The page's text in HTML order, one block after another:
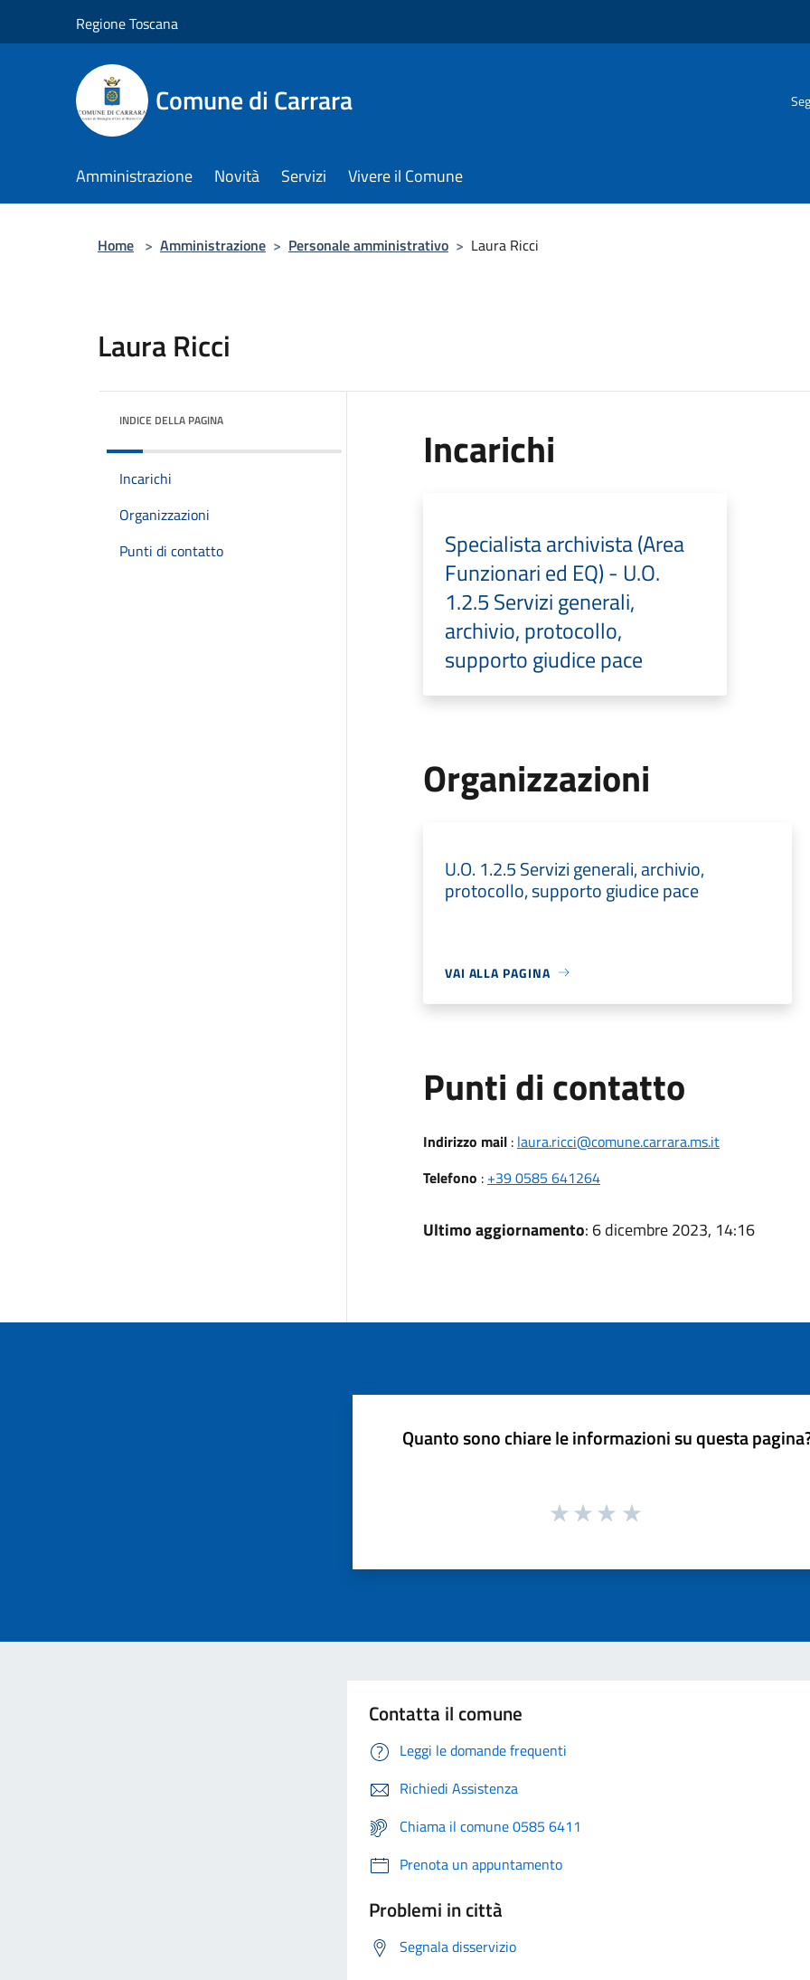
Regione Toscana
Comune di Carrara
Amministrazione Novità Servizi Vivere il Comune
Home > Amministrazione > Personale amministrativo > Laura Ricci
Laura Ricci
INDICE DELLA PAGINA
Incarichi
Organizzazioni
Punti di contatto
Incarichi
Specialista archivista (Area
Funzionari ed EQ) - U.O.
1.2.5 Servizi generali,
archivio, protocollo,
supporto giudice pace
Organizzazioni
U.O. 1.2.5 Servizi generali, archivio,
protocollo, supporto giudice pace
VAI ALLA PAGINA
Punti di contatto
Indirizzo mail: laura.ricci@comune.carrara.ms.it
Telefono : +39 0585 641264
Ultimo aggiornamento: 6 dicembre 2023, 14:16
Quanto sono chiare le informazioni su questa
Contatta il comune
Leggi le domande frequenti
Richiedi Assistenza
Chiama il comune 0585 6411
Prenota un appuntamento
Problemi in città
Segnala disservizio